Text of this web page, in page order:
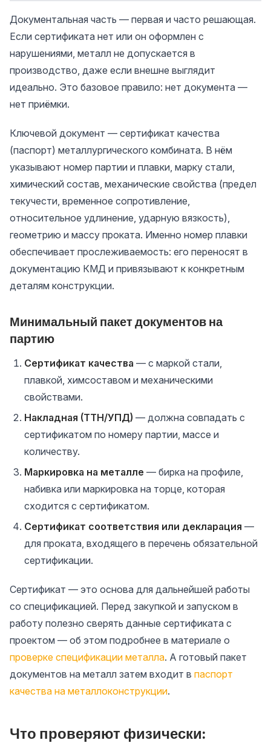
Документальная часть — первая и часто решающая.
Если сертификата нет или он оформлен с
нарушениями, металл не допускается в
производство, даже если внешне выглядит
идеально. Это базовое правило: нет документа —
нет приёмки.
Ключевой документ — сертификат качества
(паспорт) металлургического комбината. В нём
указывают номер партии и плавки, марку стали,
химический состав, механические свойства (предел
текучести, временное сопротивление,
относительное удлинение, ударную вязкость),
геометрию и массу проката. Именно номер плавки
обеспечивает прослеживаемость: его переносят в
документацию КМД и привязывают к конкретным
деталям конструкции.
Минимальный пакет документов на
партию
Сертификат качества — с маркой стали,
плавкой, химсоставом и механическими
свойствами.
Накладная (ТТН/УПД) — должна совпадать с
сертификатом по номеру партии, массе и
количеству.
Маркировка на металле — бирка на профиле,
набивка или маркировка на торце, которая
сходится с сертификатом.
Сертификат соответствия или декларация —
для проката, входящего в перечень обязательной
сертификации.
Сертификат — это основа для дальнейшей работы
со спецификацией. Перед закупкой и запуском в
работу полезно сверять данные сертификата с
проектом — об этом подробнее в материале о
проверке спецификации металла. А готовый пакет
документов на металл затем входит в паспорт
качества на металлоконструкции.
Что проверяют физически: